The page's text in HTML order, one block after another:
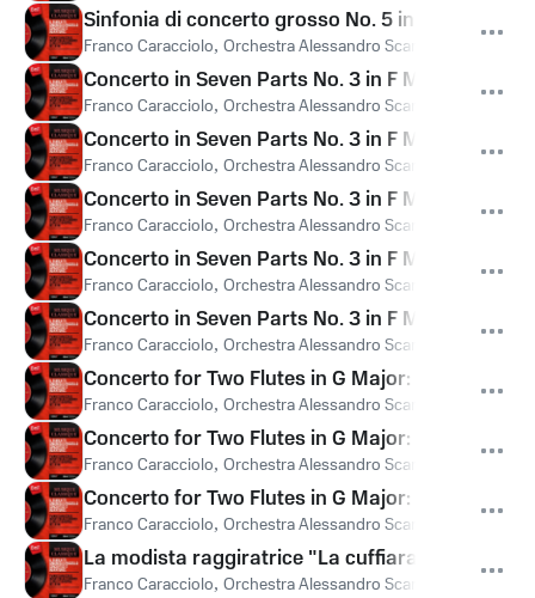
Sinfonia di concerto grosso No. 5 in D Major: V.
Franco Caracciolo, Orchestra Alessandro Scarlatti di Napoli
Concerto in Seven Parts No. 3 in F Major: I.
Franco Caracciolo, Orchestra Alessandro Scarlatti di Napoli
Concerto in Seven Parts No. 3 in F Major: II.
Franco Caracciolo, Orchestra Alessandro Scarlatti di Napoli
Concerto in Seven Parts No. 3 in F Major: III.
Franco Caracciolo, Orchestra Alessandro Scarlatti di Napoli
Concerto in Seven Parts No. 3 in F Major: IV.
Franco Caracciolo, Orchestra Alessandro Scarlatti di Napoli
Concerto in Seven Parts No. 3 in F Major: V.
Franco Caracciolo, Orchestra Alessandro Scarlatti di Napoli
Concerto for Two Flutes in G Major: I. Allegro
Franco Caracciolo, Orchestra Alessandro Scarlatti di Napoli
Concerto for Two Flutes in G Major: II. —
Franco Caracciolo, Orchestra Alessandro Scarlatti di Napoli
Concerto for Two Flutes in G Major: III. Rondo.
Franco Caracciolo, Orchestra Alessandro Scarlatti di Napoli
La modista raggiratrice "La cuffiara": Sinfonia
Franco Caracciolo, Orchestra Alessandro Scarlatti di Napoli